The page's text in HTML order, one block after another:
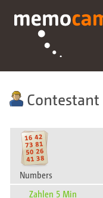
Contestant
Numbers
Zahlen 5 Min